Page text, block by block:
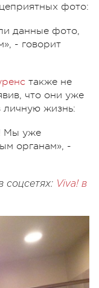
фото:
данные фото,
- говорит
также не
что они уже
личную жизнь:
Мы уже
органам», -
соцсетях: Viva! в